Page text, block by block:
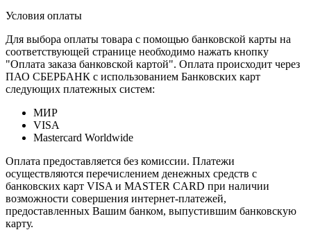
Условия оплаты
Для выбора оплаты товара с помощью банковской карты на
соответствующей странице необходимо нажать кнопку
"Оплата заказа банковской картой". Оплата происходит через
ПАО СБЕРБАНК с использованием Банковских карт
следующих платежных систем:
МИР
VISA
Mastercard Worldwide
Оплата предоставляется без комиссии. Платежи
осуществляются перечислением денежных средств с
банковских карт VISA и MASTER CARD при наличии
возможности совершения интернет-платежей,
предоставленных Вашим банком, выпустившим банковскую
карту.